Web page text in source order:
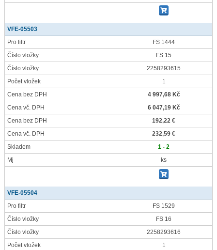
VFE-05503
Pro filtr
FS 1444
Číslo vložky
FS 15
Číslo vložky
2258293615
Počet vložek
1
Cena bez DPH
4 997,68 Kč
Cena vč. DPH
6 047,19 Kč
Cena bez DPH
192,22 €
Cena vč. DPH
232,59 €
Skladem
1 - 2
Mj
ks
VFE-05504
Pro filtr
FS 1529
Číslo vložky
FS 16
Číslo vložky
2258293616
Počet vložek
1